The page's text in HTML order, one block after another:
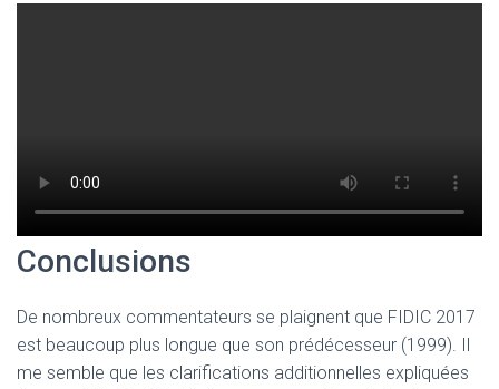
Conclusions
De nombreux commentateurs se plaignent que FIDIC 2017
est beaucoup plus longue que son prédécesseur (1999). Il
me semble que les clarifications additionnelles expliquées